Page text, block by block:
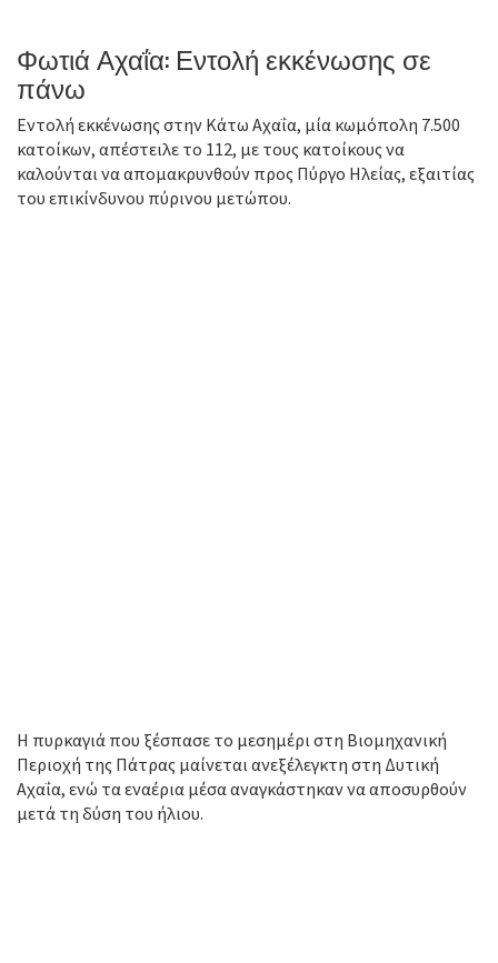
Φωτιά Αχαΐα: Εντολή εκκένωσης σε
πάνω
Εντολή εκκένωσης στην Κάτω Αχαΐα, μία κωμόπολη 7.500
κατοίκων, απέστειλε το 112, με τους κατοίκους να
καλούνται να απομακρυνθούν προς Πύργο Ηλείας, εξαιτίας
του επικίνδυνου πύρινου μετώπου.
Η πυρκαγιά που ξέσπασε το μεσημέρι στη Βιομηχανική
Περιοχή της Πάτρας μαίνεται ανεξέλεγκτη στη Δυτική
Αχαΐα, ενώ τα εναέρια μέσα αναγκάστηκαν να αποσυρθούν
μετά τη δύση του ήλιου.